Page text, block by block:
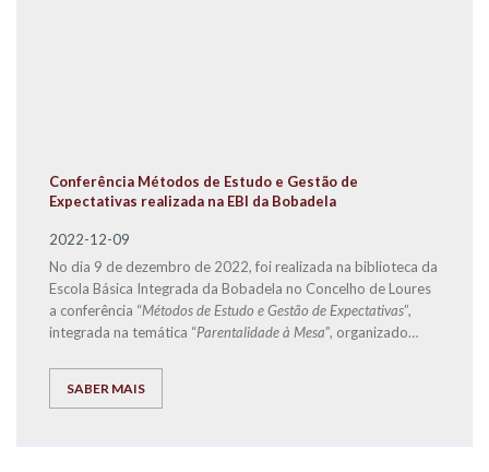
Conferência Métodos de Estudo e Gestão de
Expectativas realizada na EBI da Bobadela
2022-12-09
No dia 9 de dezembro de 2022, foi realizada na biblioteca da
Escola Básica Integrada da Bobadela no Concelho de Loures
a conferência “Métodos de Estudo e Gestão de Expectativas”,
integrada na temática “Parentalidade à Mesa”, organizado
daEXPLICOLÂNDIA
SABER MAIS